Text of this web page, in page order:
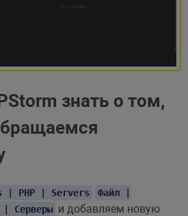
знать о том,
| PHP | Servers
Файл |
| Серверы и добавляем новую